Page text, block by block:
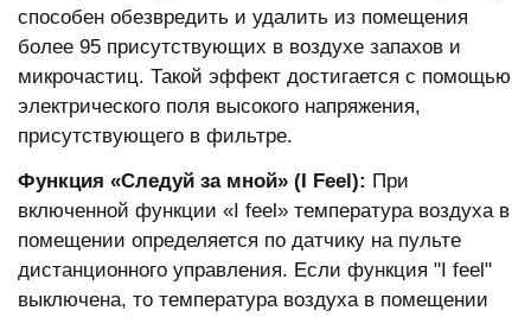
способен обезвредить и удалить из помещения
более 95 присутствующих в воздухе запахов и
микрочастиц. Такой эффект достигается с помощью
электрического поля высокого напряжения,
присутствующего в фильтре.
Функция «Следуй за мной» (I Feel): При
включенной функции «I feel» температура воздуха в
помещении определяется по датчику на пульте
дистанционного управления. Если функция "I feel"
выключена, то температура воздуха в помещении